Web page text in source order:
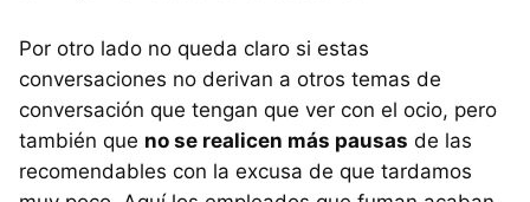
Por otro lado no queda claro si estas
conversaciones no derivan a otros temas de
conversación que tengan que ver con el ocio, pero
también que no se realicen más pausas de las
recomendables con la excusa de que tardamos